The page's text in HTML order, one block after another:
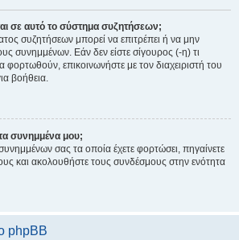
σε αυτό το σύστημα συζητήσεων;
συζητήσεων μπορεί να επιτρέπει ή να μην
συνημμένων. Εάν δεν είστε σίγουρος (-η) τι
φορτωθούν, επικοινωνήστε με τον διαχειριστή του
βοήθεια.
συνημμένα μου;
σας τα οποία έχετε φορτώσει, πηγαίνετε
και ακολουθήστε τους συνδέσμους στην ενότητα
phpBB